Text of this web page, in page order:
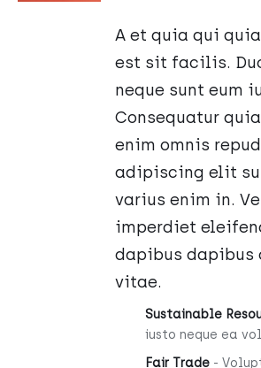
A et quia qui
est sit facilis.
neque sunt eum
Consequatur
enim omnis
adipiscing elit
varius enim in.
imperdiet
dapibus
vitae.
Sustainable
iusto neque ea
Fair Trade-